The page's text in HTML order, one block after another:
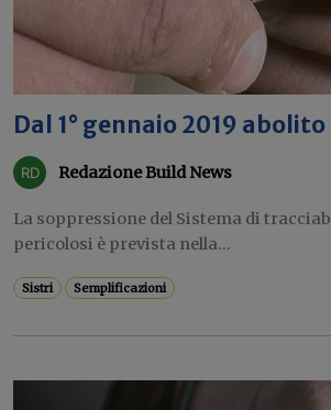
Dal 1° gennaio 2019
Redazione Build News
La soppressione del Sistema di
pericolosi è prevista nella...
Sistri Semplificazioni